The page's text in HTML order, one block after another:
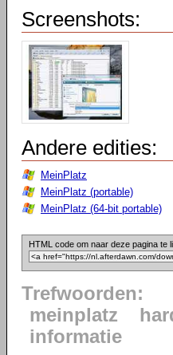
Screenshots:
Andere edities:
MeinPlatz
MeinPlatz (portable)
MeinPlatz (64-bit portable)
HTML code om naar deze pagina te
Trefwoorden:
meinplatz
informatie